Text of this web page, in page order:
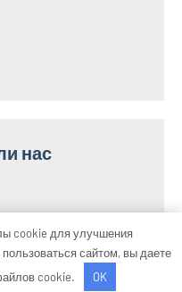
нас
cookie для улучшения
сайтом, вы даете
cookie.
OK